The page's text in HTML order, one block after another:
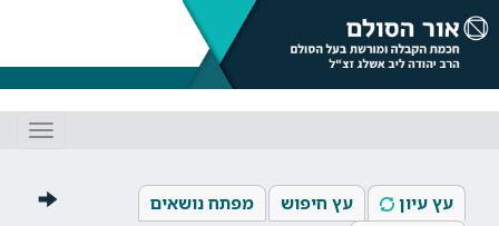
עץ עיון עץ חיפוש
מפתח נושאים